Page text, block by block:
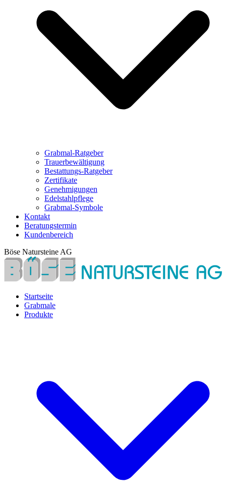
Grabmal-Ratgeber
Trauerbewältigung
Bestattungs-Ratgeber
Zertifikate
Genehmigungen
Edelstahlpflege
Grabmal-Symbole
Kontakt
Beratungstermin
Kundenbereich
Böse Natursteine AG
Startseite
Grabmale
Produkte